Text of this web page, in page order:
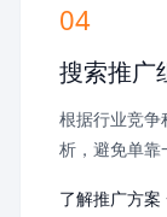
04
搜索推广
根据行业竞争
析，避免单靠
了解推广方案